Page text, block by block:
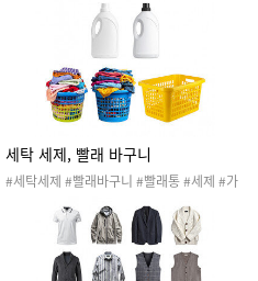
숟가락 #젓가락 #포크 #수저세트 #반찬 #제
세탁 세제, 빨래 바구니
#세탁세제 #빨래바구니 #빨래통 #세제 #가
족 #나와가족 #우리가족 #빨래 #세탁기 #세
탁소놀이 #가족역할